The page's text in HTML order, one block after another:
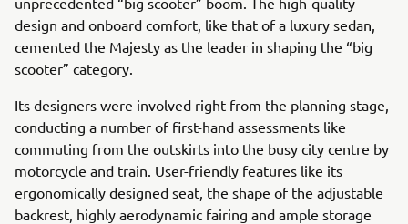
design and onboard comfort, like that of a luxury sedan,
cemented the Majesty as the leader in shaping the “big
scooter” category.
Its designers were involved right from the planning stage,
conducting a number of first-hand assessments like
commuting from the outskirts into the busy city centre by
motorcycle and train. User-friendly features like its
ergonomically designed seat, the shape of the adjustable
backrest, highly aerodynamic fairing and ample storage